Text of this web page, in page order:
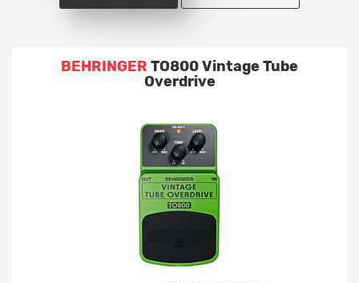
BEHRINGER TO800 Vintage Tube
Overdrive